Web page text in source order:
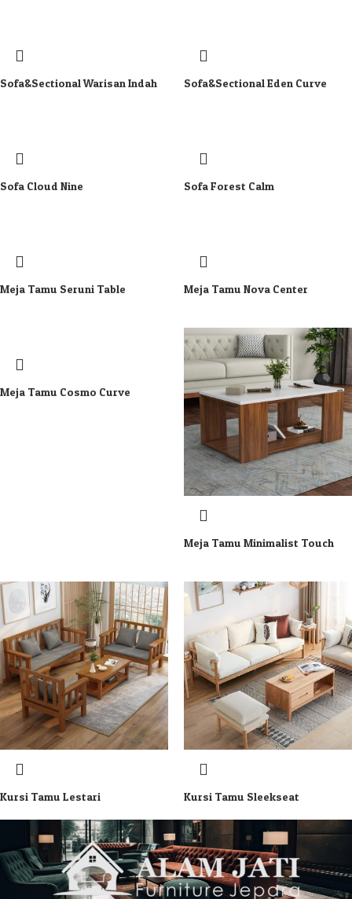
Sofa&Sectional Warisan Indah Sofa&Sectional Eden Curve
Sofa Cloud Nine Sofa Forest Calm
Meja Tamu Seruni Table Meja Tamu Nova Center
Meja Tamu Cosmo Curve
Meja Tamu Minimalist Touch
Kursi Tamu Lestari Kursi Tamu Sleekseat